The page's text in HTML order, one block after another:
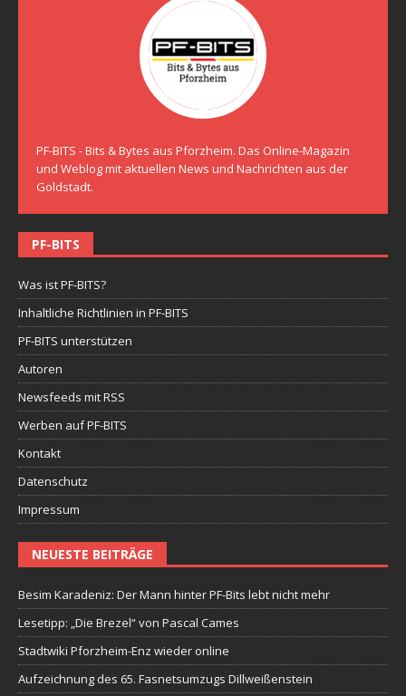
PF-BITS - Bits & Bytes aus Pforzheim. Das Online-Magazin
und Weblog mit aktuellen News und Nachrichten aus der
Goldstadt.
PF-BITS
Was ist PF-BITS?
Inhaltliche Richtlinien in PF-BITS
PF-BITS unterstützen
Autoren
Newsfeeds mit RSS
Werben auf PF-BITS
Kontakt
Datenschutz
Impressum
NEUESTE BEITRÄGE
Besim Karadeniz: Der Mann hinter PF-Bits lebt nicht mehr
Lesetipp: „Die Brezel“ von Pascal Cames
Stadtwiki Pforzheim-Enz wieder online
Aufzeichnung des 65. Fasnetsumzugs Dillweißenstein